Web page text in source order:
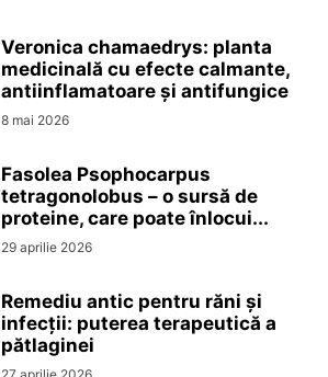
Veronica chamaedrys: planta
medicinală cu efecte calmante,
antiinflamatoare și antifungice
8 mai 2026
Fasolea Psophocarpus
tetragonolobus – o sursă de
proteine, care poate înlocui...
29 aprilie 2026
Remediu antic pentru răni și
infecții: puterea terapeutică a
pătlaginei